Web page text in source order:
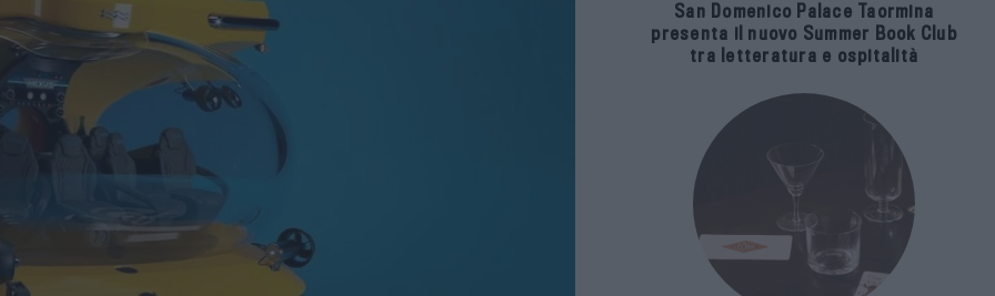
San Domenico Palace Taormina
presenta il nuovo Summer Book Club
tra letteratura e ospitalità